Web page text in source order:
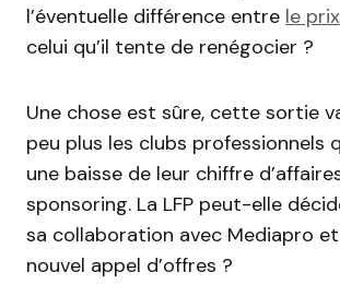
l’éventuelle différence entre le
celui qu’il tente de renégocier ?
Une chose est sûre, cette sortie
peu plus les clubs professionnels
une baisse de leur chiffre
sponsoring. La LFP peut-elle
sa collaboration avec Mediapro
nouvel appel d’offres ?